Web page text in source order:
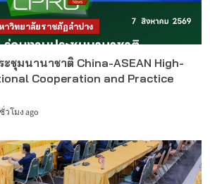
วิทยาลัยราชภัฏลำปาง
ะชุมนานาชาติ China-ASEAN High-
Cooperation and Practice
วโมง ago